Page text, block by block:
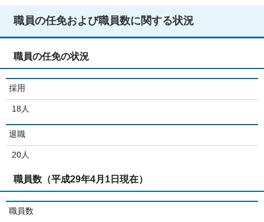
職員の任免および職員数に関する状況
職員の任免の状況
採用
18人
退職
20人
職員数（平成29年4月1日現在）
職員数